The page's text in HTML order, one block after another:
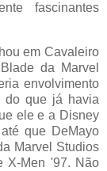
fascinantes
em Cavaleiro
da Marvel
envolvimento
do que já havia
ele e a Disney
que DeMayo
Marvel Studios
X-Men '97. Não